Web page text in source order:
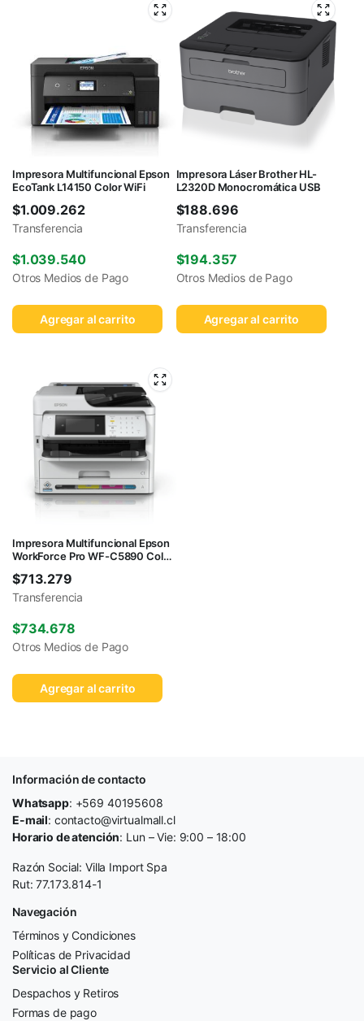
Impresora Multifuncional Epson
EcoTank L14150 Color WiFi
$1.009.262
Transferencia
$1.039.540
Otros Medios de Pago
Agregar al carrito
Impresora Láser Brother HL-
L2320D Monocromática USB
$188.696
Transferencia
$194.357
Otros Medios de Pago
Agregar al carrito
Impresora Multifuncional Epson
WorkForce Pro WF-C5890 Color
$713.279
Transferencia
$734.678
Otros Medios de Pago
Agregar al carrito
Información de contacto
Whatsapp: +569 40195608
E-mail: contacto@virtualmall.cl
Horario de atención: Lun – Vie: 9:00 – 18:00
Razón Social: Villa Import Spa
Rut: 77.173.814-1
Navegación
Términos y Condiciones
Políticas de Privacidad
Servicio al Cliente
Despachos y Retiros
Formas de pago